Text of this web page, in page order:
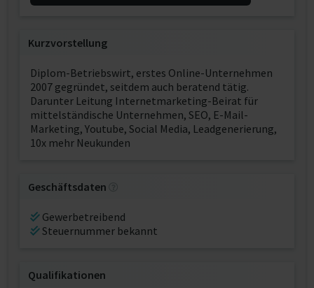
Kurzvorstellung
Diplom-Betriebswirt, erstes Online-Unternehmen
2007 gegründet, seitdem auch beratend tätig.
Darunter Leitung Internetmarketing-Beirat für
mittelständische Unternehmen, SEO, E-Mail-
Marketing, Youtube, Social Media, Leadgenerierung,
10x mehr Neukunden
Geschäftsdaten
Gewerbetreibend
Steuernummer bekannt
Qualifikationen